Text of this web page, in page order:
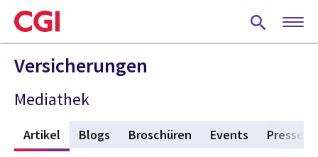
Skip
to
main
content
Versicherungen
Mediathek
Artikel (active tab)
Blogs Broschüren Events Presse